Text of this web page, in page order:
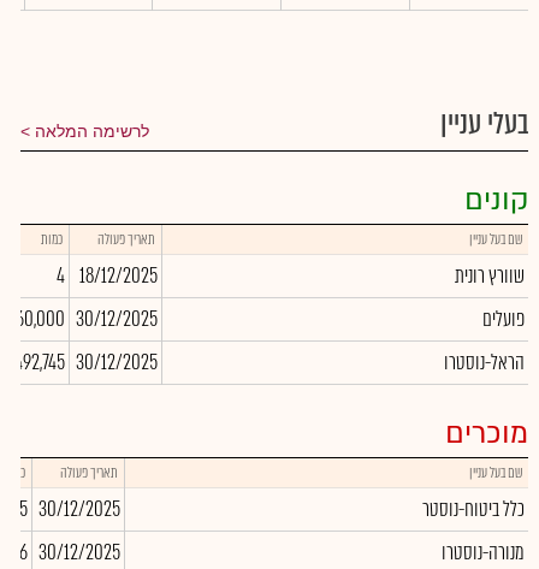
בעלי עניין לרשימה המלאה
קונים
שם בעל עניין תאריך פעולה כמות
שוורץ רונית 18/12/2025
4
פועלים
30/12/2025
160,000
הראל-נוסטרו
30/12/2025
492,745
מוכרים
שם בעל עניין תאריך פעולה כמות
כלל ביטוח-נוסטר 30/12/2025
מנורה-נוסטרו
30/12/2025